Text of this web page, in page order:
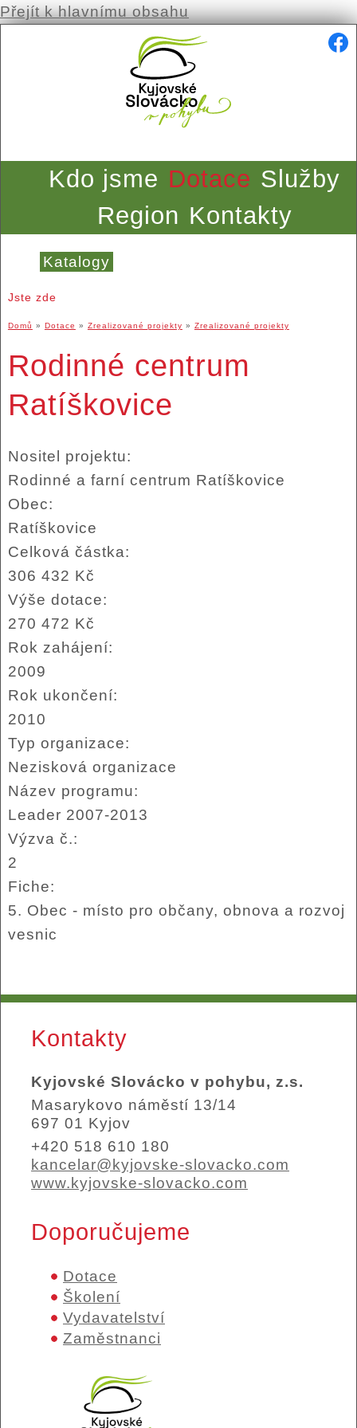
Přejít k hlavnímu obsahu
Kdo jsme Dotace Služby
Region Kontakty
Katalogy
Jste zde
Domů » Dotace » Zrealizované projekty » Zrealizované projekty
Rodinné centrum
Ratíškovice
Nositel projektu:
Rodinné a farní centrum Ratíškovice
Obec:
Ratíškovice
Celková částka:
306 432 Kč
Výše dotace:
270 472 Kč
Rok zahájení:
2009
Rok ukončení:
2010
Typ organizace:
Nezisková organizace
Název programu:
Leader 2007-2013
Výzva č.:
2
Fiche:
5. Obec - místo pro občany, obnova a rozvoj
vesnic
Kontakty
Kyjovské Slovácko v pohybu, z.s.
Masarykovo náměstí 13/14
697 01 Kyjov
+420 518 610 180
kancelar@kyjovske-slovacko.com
www.kyjovske-slovacko.com
Doporučujeme
Dotace
Školení
Vydavatelství
Zaměstnanci